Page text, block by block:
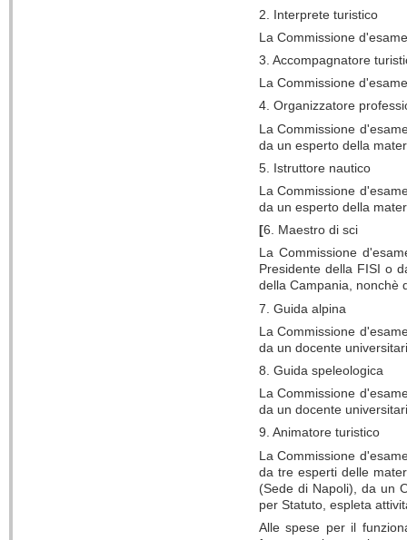
2. Interprete turistico
La Commissione
3. Accompagnatore
La Commissione
4. Organizzatore
La Commissione
da un esperto della
5. Istruttore nautico
La Commissione
da un esperto della
[6. Maestro di sci
La Commissione
Presidente della FISI o
della Campania, nonchè
7. Guida alpina
La Commissione
da un docente
8. Guida speleologica
La Commissione
da un docente
9. Animatore turistico
La Commissione
da tre esperti delle
(Sede di Napoli), da un
per Statuto, espleta
Alle spese per il